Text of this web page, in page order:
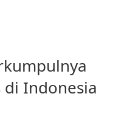
di Indonesia